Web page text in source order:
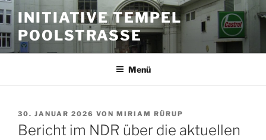
Zum
Inhalt
springen
INITIATIVE TEMPEL
POOLSTRASSE
Menü
VERÖFFENTLICHT
AM
30. JANUAR 2026 VON MIRIAM RÜRUP
Bericht im NDR über die aktuellen